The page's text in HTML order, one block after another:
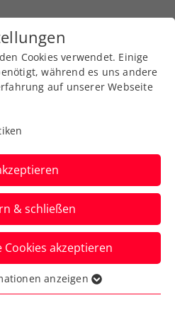
Austria
by SKE
kommt
nach
Cookies verwendet. Einige
während es uns andere
auf unserer Webseite
& schließen
Cookies akzeptieren
für grundlegende
anzeigen